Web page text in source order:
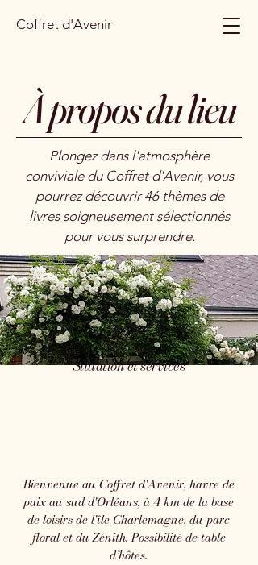
Coffret d'Avenir
À propos du lieu
Plongez dans l'atmosphère
conviviale du Coffret d'Avenir, vous
pourrez découvrir 46 thèmes de
livres soigneusement sélectionnés
pour vous surprendre.
Situation et services
Bienvenue au Coffret d'Avenir, havre de
paix au sud d'Orléans, à 4 km de la base
de loisirs de l'île Charlemagne, du parc
floral et du Zénith. Possibilité de table
d’hôtes.